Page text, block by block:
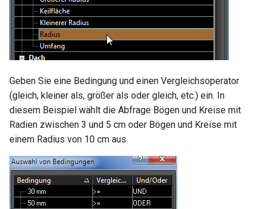
Geben Sie eine Bedingung und einen Vergleichsoperator
(gleich, kleiner als, größer als oder gleich, etc.) ein. In
diesem Beispiel wählt die Abfrage Bögen und Kreise mit
Radien zwischen 3 und 5 cm oder Bögen und Kreise mit
einem Radius von 10 cm aus.